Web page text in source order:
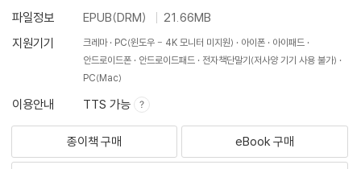
파일정보
EPUB(DRM)
21.66MB
지원기기
크레마 PC(윈도우 - 4K 모니터 미지원) 아이폰
아이패드
안드로이드폰
안드로이드패드
전자책단말기(저사양 기기 사용 불가)
PC(Mac)
이용안내 TTS 가능
종이책 구매 eBook 구매